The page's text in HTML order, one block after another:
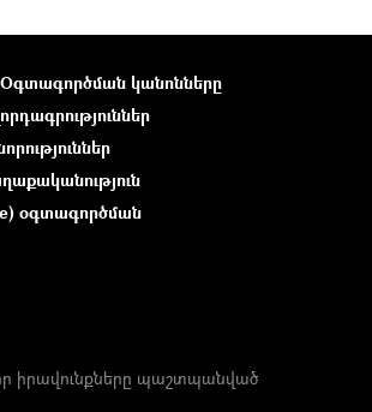
Օգտագործման կանոնները
օգտագործման
իրավունքները պաշտպանված